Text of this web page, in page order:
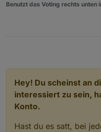
  },
Benutzt das Voting rechts unten
Hey! Du scheinst an
interessiert zu sein,
Konto.
Hast du es satt, bei